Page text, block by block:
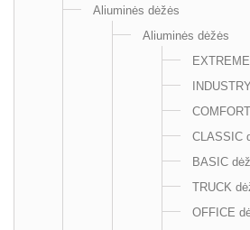
Aliuminės dėžės
Aliuminės dėžės
CLASSIC
BASIC
TRUCK
OFFICE